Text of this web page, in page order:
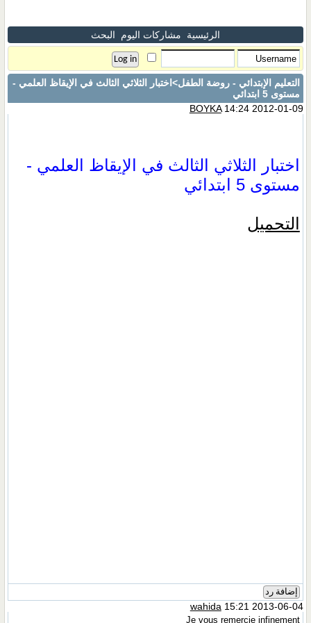
الرئيسية مشاركات اليوم البحث
التعليم الإبتدائي - روضة الطفل>اختبار الثلاثي الثالث في الإيقاظ العلمي -
مستوى 5 ابتدائي
BOYKA14:24 2012-01-09
اختبار الثلاثي الثالث في الإيقاظ العلمي -
مستوى 5 ابتدائي
التحميل
إضافة رد
wahida 15:21 2013-06-04
Je vous remercie infinement